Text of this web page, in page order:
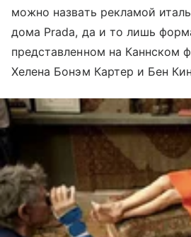
можно назвать рекламой
дома Prada, да и то лишь
представленном на Каннском
Хелена Бонэм Картер и Бен